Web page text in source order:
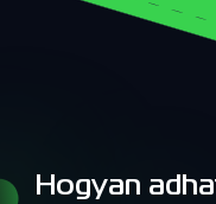
Hogyan